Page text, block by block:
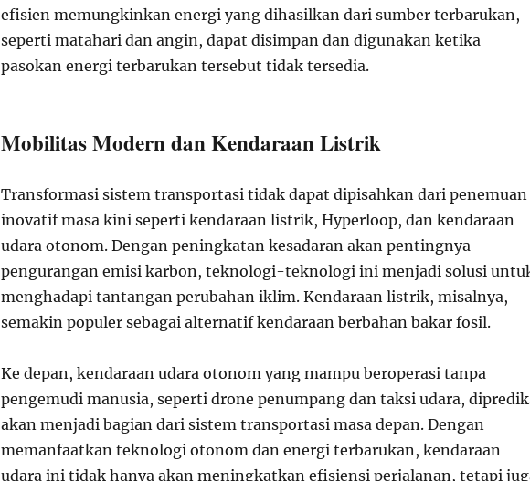
efisien memungkinkan energi yang dihasilkan dari sumber terbarukan,
seperti matahari dan angin, dapat disimpan dan digunakan ketika
pasokan energi terbarukan tersebut tidak tersedia.
Mobilitas Modern dan Kendaraan Listrik
Transformasi sistem transportasi tidak dapat dipisahkan dari penemuan
inovatif masa kini seperti kendaraan listrik, Hyperloop, dan kendaraan
udara otonom. Dengan peningkatan kesadaran akan pentingnya
pengurangan emisi karbon, teknologi-teknologi ini menjadi solusi
menghadapi tantangan perubahan iklim. Kendaraan listrik, misalnya,
semakin populer sebagai alternatif kendaraan berbahan bakar fosil.
Ke depan, kendaraan udara otonom yang mampu beroperasi tanpa
pengemudi manusia, seperti drone penumpang dan taksi udara,
akan menjadi bagian dari sistem transportasi masa depan. Dengan
memanfaatkan teknologi otonom dan energi terbarukan, kendaraan
udara ini tidak hanya akan meningkatkan efisiensi perjalanan, tetapi